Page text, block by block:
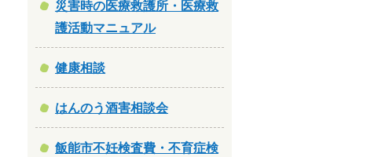
災害時の医療救護所・医療救
護活動マニュアル
健康相談
はんのう酒害相談会
飯能市不妊検査費・不育症検